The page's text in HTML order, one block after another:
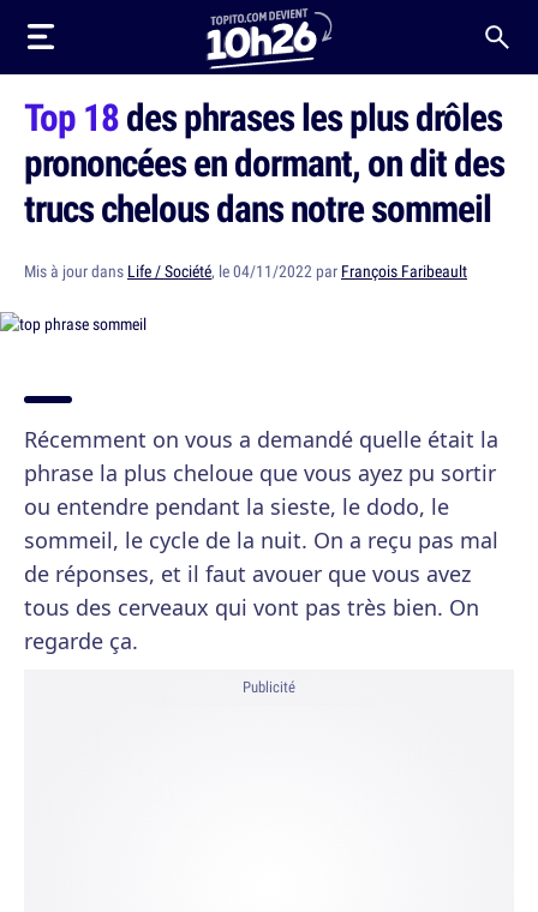
Top 18des phrases les plus drôles
prononcées en dormant, on dit des
trucs chelous dans notre sommeil
Mis à jour dans Life / Société, le 04/11/2022 par François Faribeault
Récemment on vous a demandé quelle était la
phrase la plus cheloue que vous ayez pu sortir
ou entendre pendant la sieste, le dodo, le
sommeil, le cycle de la nuit. On a reçu pas mal
de réponses, et il faut avouer que vous avez
tous des cerveaux qui vont pas très bien. On
regarde ça.
Publicité